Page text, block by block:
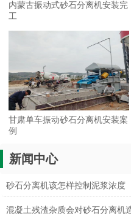
内蒙古振动式砂石分离机安装完
工
甘肃单车振动砂石分离机安装案
例
新闻中心
砂石分离机该怎样控制泥浆浓度
混凝土残渣杂质会对砂石分离机